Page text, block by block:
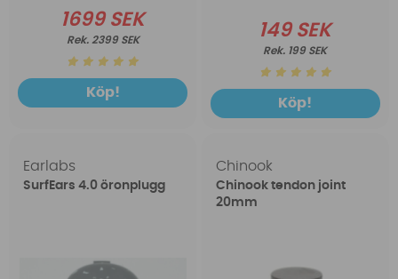
1699 SEK
2399 SEK
Köp!
149 SEK
199 SEK
Köp!
Earlabs
SurfEars 4.0 öronplugg
Chinook
Chinook tendon joint
20mm